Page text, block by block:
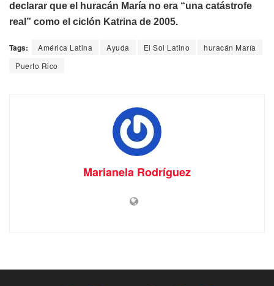
declarar que el huracán María no era “una catástrofe
real” como el ciclón Katrina de 2005.
Tags: América Latina Ayuda El Sol Latino
huracán María
Puerto Rico
Marianela Rodríguez